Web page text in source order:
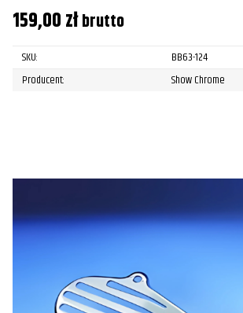
159,00złbrutto
SKU:
BB63-124
Producent:
Show Chrome